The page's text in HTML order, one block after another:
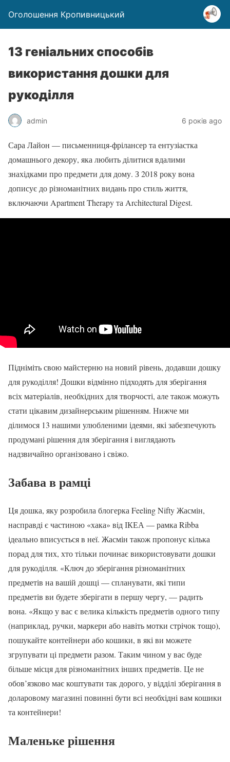
Оголошення Кропивницький
13 геніальних способів
використання дошки для
рукоділля
admin 6 років ago
Сара Лайон — письменниця-фрілансер та ентузіастка
домашнього декору, яка любить ділитися вдалими
знахідками про предмети для дому. З 2018 року вона
дописує до різноманітних видань про стиль життя,
включаючи Apartment Therapy та Architectural Digest.
Підніміть свою майстерню на новий рівень, додавши дошку
для рукоділля! Дошки відмінно підходять для зберігання
всіх матеріалів, необхідних для творчості, але також можуть
стати цікавим дизайнерським рішенням. Нижче ми
ділимося 13 нашими улюбленими ідеями, які забезпечують
продумані рішення для зберігання і виглядають
надзвичайно організовано і свіжо.
Забава в рамці
Ця дошка, яку розробила блогерка Feeling Nifty Жасмін,
насправді є частиною «хака» від ІКЕА — рамка Ribba
ідеально вписується в неї. Жасмін також пропонує кілька
порад для тих, хто тільки починає використовувати дошки
для рукоділля. «Ключ до зберігання різноманітних
предметів на вашій дошці — спланувати, які типи
предметів ви будете зберігати в першу чергу, — радить
вона. «Якщо у вас є велика кількість предметів одного типу
(наприклад, ручки, маркери або навіть мотки стрічок тощо),
пошукайте контейнери або кошики, в які ви можете
згрупувати ці предмети разом. Таким чином у вас буде
більше місця для різноманітних інших предметів. Це не
обов’язково має коштувати так дорого, у відділі зберігання в
доларовому магазині повинні бути всі необхідні вам кошики
та контейнери!
Маленьке рішення